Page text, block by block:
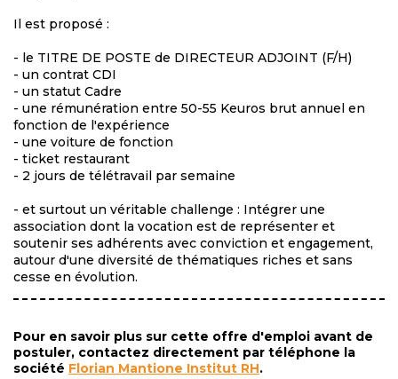
Il est proposé :
- le TITRE DE POSTE de DIRECTEUR ADJOINT (F/H)
- un contrat CDI
- un statut Cadre
- une rémunération entre 50-55 Keuros brut annuel en
fonction de l'expérience
- une voiture de fonction
- ticket restaurant
- 2 jours de télétravail par semaine
- et surtout un véritable challenge : Intégrer une
association dont la vocation est de représenter et
soutenir ses adhérents avec conviction et engagement,
autour d'une diversité de thématiques riches et sans
cesse en évolution.
Pour en savoir plus sur cette offre d'emploi avant de
postuler, contactez directement par téléphone la
société Florian Mantione Institut RH.